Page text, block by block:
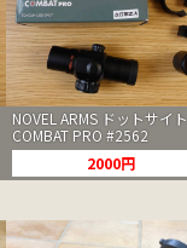
NOVEL ARMS ドットサイト
COMBAT PRO #2562
2000円